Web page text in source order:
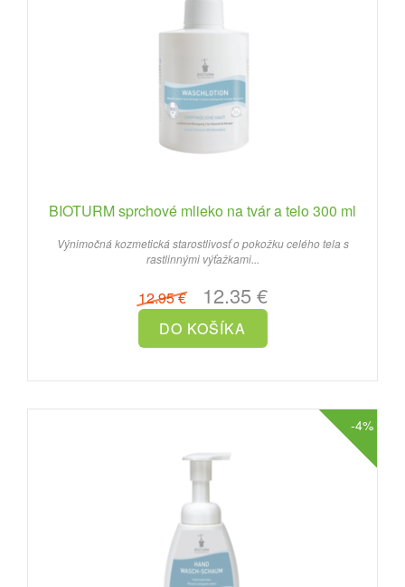
BIOTURM sprchové mlieko na tvár a telo 300 ml
Výnimočná kozmetická starostlivosť o pokožku celého tela s
rastlinnými výťažkami...
12.95 €12.35 €
-4%